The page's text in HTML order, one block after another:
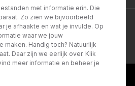
policy
met informatie erin. Die
Zo zien we bijvoorbeeld
je afhaakte en wat je invulde. Op
waar we jouw
Handig toch? Natuurlijk
Daar zijn we eerlijk over. Klik
meer informatie en beheer je